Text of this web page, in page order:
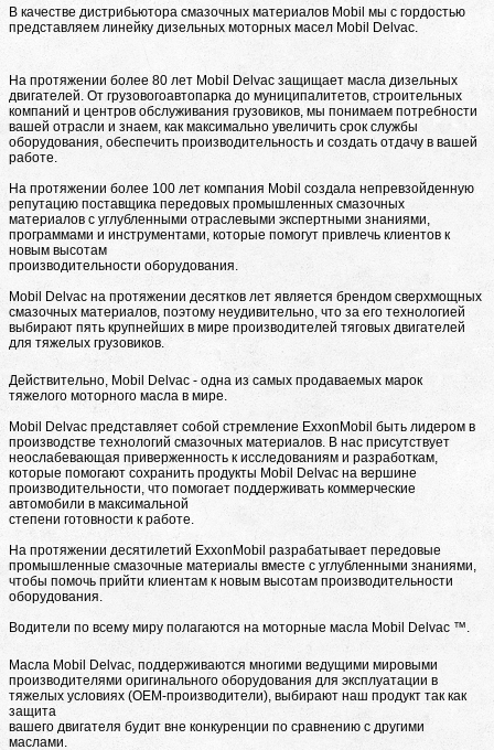
В качестве дистрибьютора смазочных материалов Mobil мы с гордостью
представляем линейку дизельных моторных масел Mobil Delvac.
На протяжении более 80 лет Mobil Delvac защищает масла дизельных
двигателей. От грузовогоавтопарка до муниципалитетов, строительных
компаний и центров обслуживания грузовиков, мы понимаем потребности
вашей отрасли и знаем, как максимально увеличить срок службы
оборудования, обеспечить производительность и создать отдачу в вашей
работе.
На протяжении более 100 лет компания Mobil создала непревзойденную
репутацию поставщика передовых промышленных смазочных
материалов с углубленными отраслевыми экспертными знаниями,
программами и инструментами, которые помогут привлечь клиентов к
новым высотам
производительности оборудования.
Mobil Delvac на протяжении десятков лет является брендом сверхмощных
смазочных материалов, поэтому неудивительно, что за его технологией
выбирают пять крупнейших в мире производителей тяговых двигателей
для тяжелых грузовиков.
Действительно, Mobil Delvac - одна из самых продаваемых марок
тяжелого моторного масла в мире.
Mobil Delvac представляет собой стремление ExxonMobil быть лидером в
производстве технологий смазочных материалов. В нас присутствует
неослабевающая приверженность к исследованиям и разработкам,
которые помогают сохранить продукты Mobil Delvac на вершине
производительности, что помогает поддерживать коммерческие
автомобили в максимальной
степени готовности к работе.
На протяжении десятилетий ExxonMobil разрабатывает передовые
промышленные смазочные материалы вместе с углубленными знаниями,
чтобы помочь прийти клиентам к новым высотам производительности
оборудования.
Водители по всему миру полагаются на моторные масла Mobil Delvac ™.
Масла Mobil Delvac, поддерживаются многими ведущими мировыми
производителями оригинального оборудования для эксплуатации в
тяжелых условиях (OEM-производители), выбирают наш продукт так как
защита
вашего двигателя будит вне конкуренции по сравнению с другими
маслами.